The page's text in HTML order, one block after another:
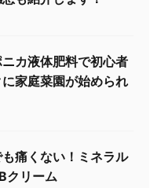
カ液体肥料で初心者
家庭菜園が始められ
痛くない！ミネラル
クリーム